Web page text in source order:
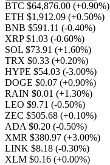
BTC $64,876.00 (+0.90%)
ETH $1,912.09 (+0.50%)
BNB $591.11 (-0.40%)
XRP $1.03 (-0.60%)
SOL $73.91 (+1.60%)
TRX $0.33 (+0.20%)
HYPE $54.03 (-3.00%)
DOGE $0.07 (+0.90%)
RAIN $0.01 (+1.30%)
LEO $9.71 (-0.50%)
ZEC $505.68 (+0.10%)
ADA $0.20 (-0.50%)
XMR $380.97 (+3.00%)
LINK $8.18 (-0.30%)
XLM $0.16 (+0.00%)